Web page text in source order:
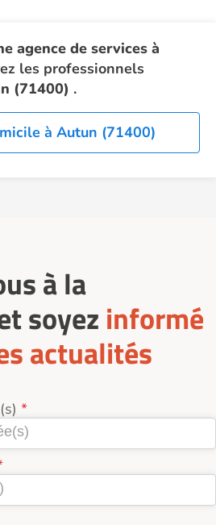
agence de services à
les professionnels
(71400) .
à Autun (71400)
à la
soyez informé
actualités